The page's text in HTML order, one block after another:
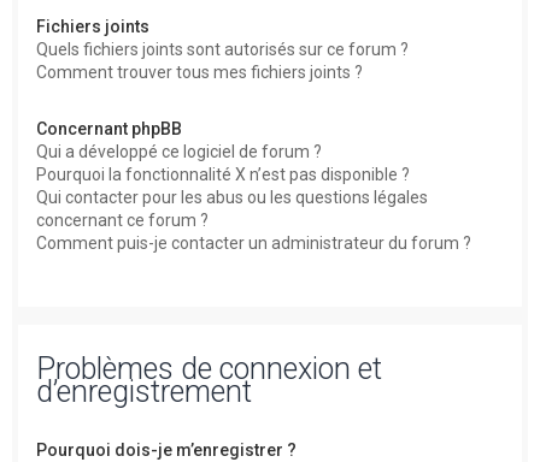
Fichiers joints
Quels fichiers joints sont autorisés sur ce forum ?
Comment trouver tous mes fichiers joints ?
Concernant phpBB
Qui a développé ce logiciel de forum ?
Pourquoi la fonctionnalité X n’est pas disponible ?
Qui contacter pour les abus ou les questions légales
concernant ce forum ?
Comment puis-je contacter un administrateur du forum ?
Problèmes de connexion et
d’enregistrement
Pourquoi dois-je m’enregistrer ?